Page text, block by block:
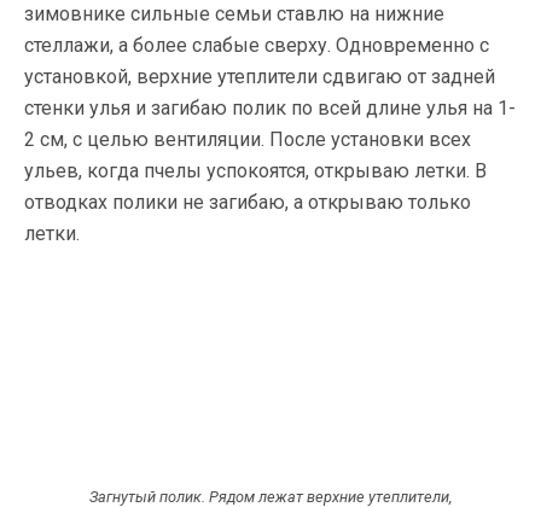
зимовнике сильные семьи ставлю на нижние
стеллажи, а более слабые сверху. Одновременно с
установкой, верхние утеплители сдвигаю от задней
стенки улья и загибаю полик по всей длине улья на 1-
2 см, с целью вентиляции. После установки всех
ульев, когда пчелы успокоятся, открываю летки. В
отводках полики не загибаю, а открываю только
летки.
Загнутый полик. Рядом лежат верхние утеплители,